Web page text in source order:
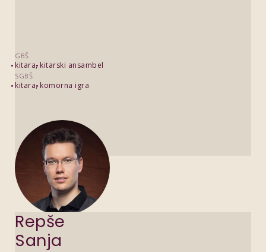
GBŠ
kitara kitarski ansambel
SGBŠ
kitara komorna igra
Repše
Sanja